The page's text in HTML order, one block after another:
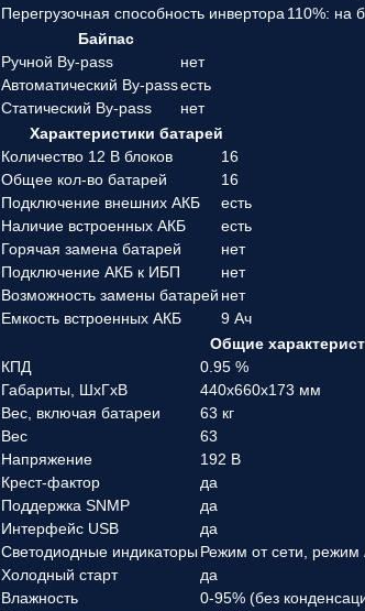
Перегрузочная способность инвертора 110%: на
Байпас
Ручной By-pass
нет
Автоматический By-passесть
Статический By-pass
нет
Характеристики батарей
Количество 12 В блоков
16
Общее кол-во батарей
16
Подключение внешних АКБ
есть
Наличие встроенных АКБ
есть
Горячая замена батарей
нет
Подключение АКБ к ИБП
нет
Возможность замены батарей нет
Емкость встроенных АКБ
9 Ач
Общие
КПД
0.95 %
Габариты, ШхГхВ
440x660x173 мм
Вес, включая батареи
63 кг
Вес
63
Напряжение
192 В
Крест-фактор
да
Поддержка SNMP
да
Интерфейс USB
да
Светодиодные индикаторы Режим от сети, режим
Холодный старт
да
Влажность
0-95% (без